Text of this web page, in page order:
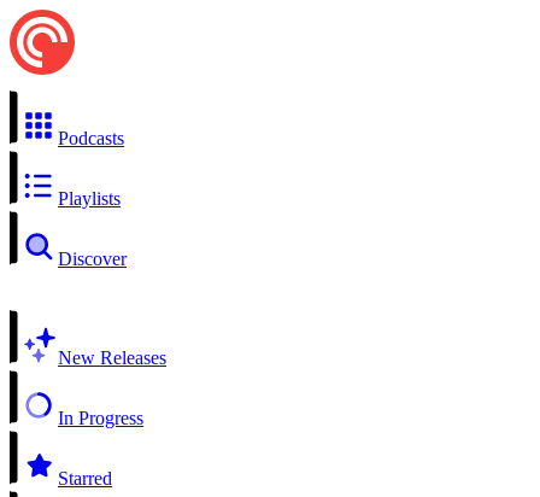
Podcasts
Playlists
Discover
New Releases
In Progress
Starred